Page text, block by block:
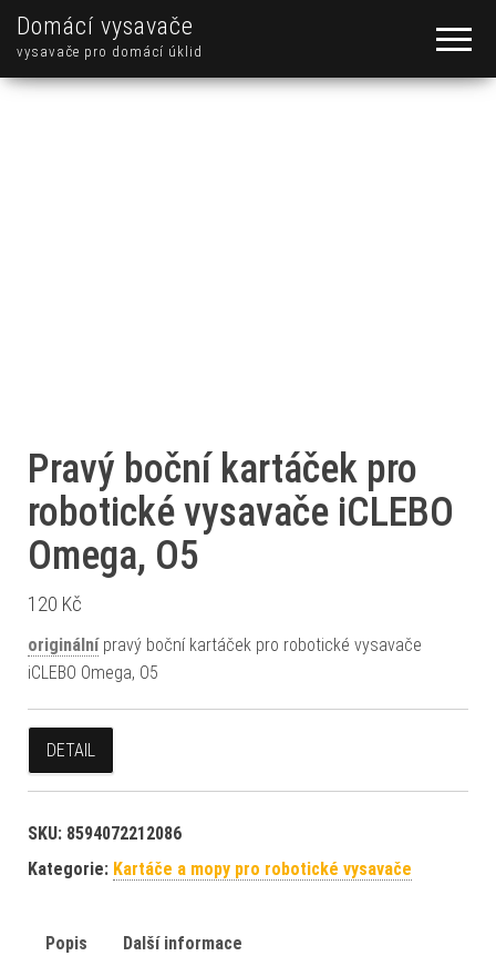
Domácí vysavače
vysavače pro domácí úklid
Pravý boční kartáček pro
robotické vysavače iCLEBO
Omega, O5
120 Kč
originálnípravý boční kartáček pro robotické vysavače
iCLEBO Omega, O5
DETAIL
SKU: 8594072212086
Kategorie: Kartáče a mopy pro robotické vysavače
Popis Další informace